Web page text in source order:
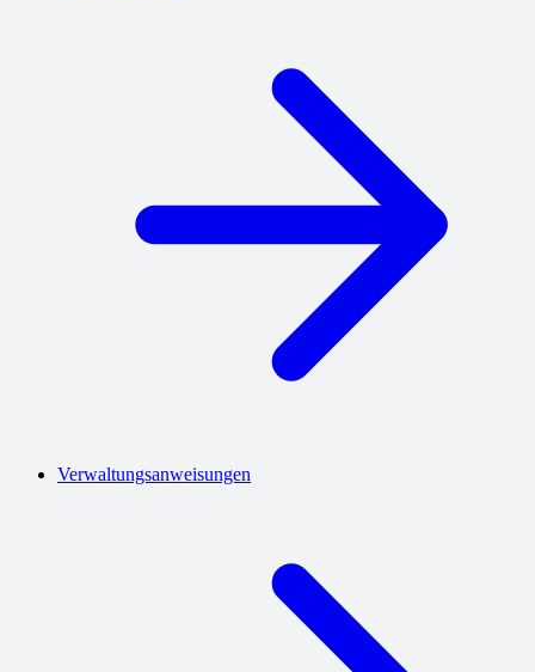
Verwaltungsanweisungen